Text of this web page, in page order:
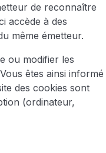
de reconnaître
accède à des
même émetteur.
ou modifier les
êtes ainsi informé
des cookies sont
(ordinateur,